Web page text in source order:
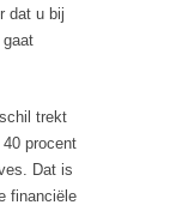
dat u bij
gaat
trekt
procent
Dat is
financiële